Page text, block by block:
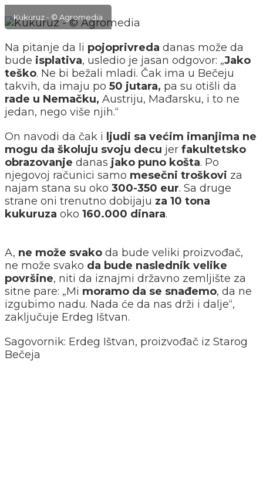
Kukuruz - © Agromedia
Na pitanje da li pojoprivreda danas može da
bude isplativa, usledio je jasan odgovor: „Jako
teško. Ne bi bežali mladi. Čak ima u Bečeju
takvih, da imaju po 50 jutara, pa su otišli da
rade u Nemačku, Austriju, Mađarsku, i to ne
jedan, nego više njih.“
On navodi da čak i ljudi sa većim imanjima ne
mogu da školuju svoju decu jer fakultetsko
obrazovanje danas jako puno košta. Po
njegovoj računici samo mesečni troškovi za
najam stana su oko 300-350 eur. Sa druge
strane oni trenutno dobijaju za 10 tona
kukuruza oko 160.000 dinara.
A, ne može svako da bude veliki proizvođač,
ne može svako da bude naslednik velike
površine, niti da iznajmi državno zemljište za
sitne pare: „Mi moramo da se snađemo, da ne
izgubimo nadu. Nada će da nas drži i dalje“,
zaključuje Erdeg Ištvan.
Sagovornik: Erdeg Ištvan, proizvođač iz Starog
Bečeja